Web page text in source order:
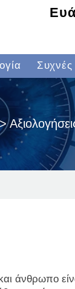
άνθρωπο